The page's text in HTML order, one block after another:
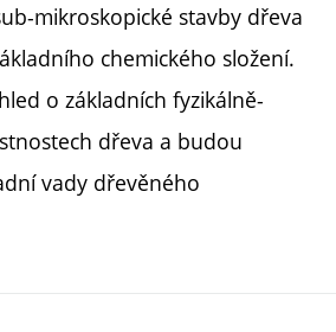
mikroskopické stavby dřeva
chemického složení.
o základních fyzikálně-
dřeva a budou
vady dřevěného